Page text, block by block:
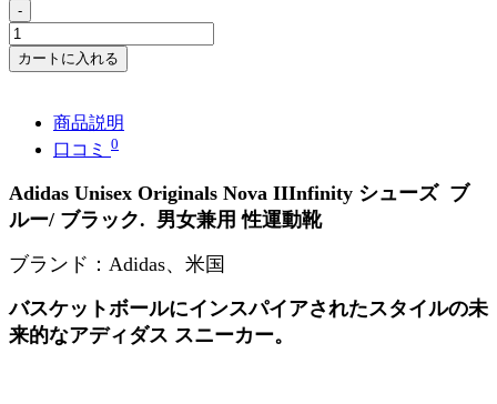
-
カートに入れる
商品説明
口コミ 0
Adidas Unisex Originals Nova IIInfinity シューズ ブ
ルー/ ブラック. 男女兼用 性運動靴
ブランド： Adidas、米国
バスケットボールにインスパイアされたスタイルの未
来的なアディダス スニーカー。